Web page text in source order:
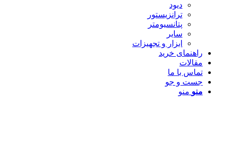
دیود
ترانزیستور
پتانسیومتر
سایر
ابزار و تجهیزات
راهنمای خرید
مقالات
تماس با ما
جست و جو
منو منو